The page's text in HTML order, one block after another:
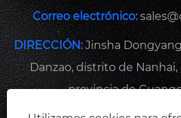
Correo electrónico:
DIRECCIÓN:Jinsha
Danzao, distrito de
provincia de